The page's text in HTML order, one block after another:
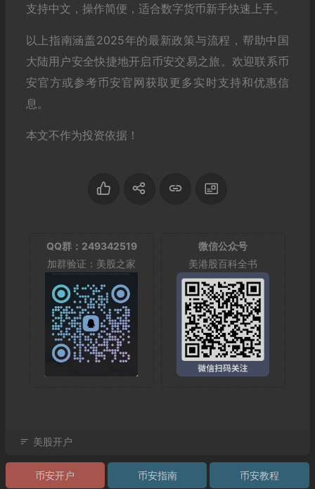
支持中文，操作简便，适合数字货币新手快速上手。
以上指南涵盖2025年的最新政策与流程，帮助中国
大陆用户安全快捷地开启币安交易之旅。欢迎联系币
安官方或参考币安官网获取更多实时支持和优惠信
息。
本文不作为投资依据！
QQ群：249342519
加群验证：美股之家
微信公众号
美港股百科全书
美股开户
币安开户 币安指南 币安教程